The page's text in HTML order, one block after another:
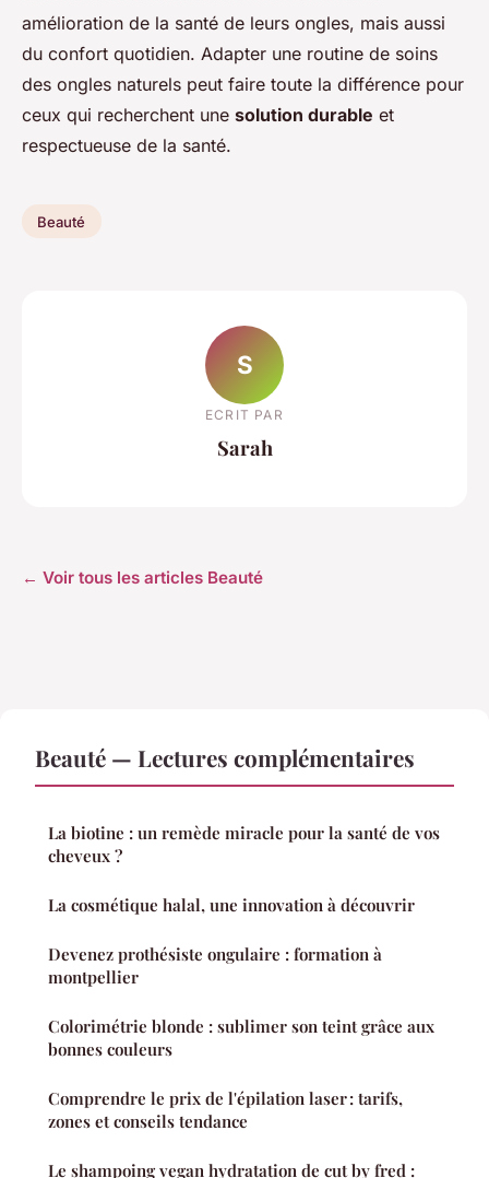
amélioration de la santé de leurs ongles, mais aussi
du confort quotidien. Adapter une routine de soins
des ongles naturels peut faire toute la différence pour
ceux qui recherchent une solution durable et
respectueuse de la santé.
Beauté
S
ECRIT PAR
Sarah
← Voir tous les articles Beauté
Beauté — Lectures complémentaires
La biotine : un remède miracle pour la santé de vos
cheveux ?
La cosmétique halal, une innovation à découvrir
Devenez prothésiste ongulaire : formation à
montpellier
Colorimétrie blonde : sublimer son teint grâce aux
bonnes couleurs
Comprendre le prix de l'épilation laser : tarifs,
zones et conseils tendance
Le shampoing vegan hydratation de cut by fred :